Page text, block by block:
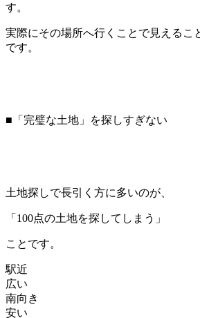
す。
実際にその場所へ行くことで見えるこ
です。
■「完璧な土地」を探しすぎない
土地探しで長引く方に多いのが、
「100点の土地を探してしまう」
ことです。
駅近
広い
南向き
安い